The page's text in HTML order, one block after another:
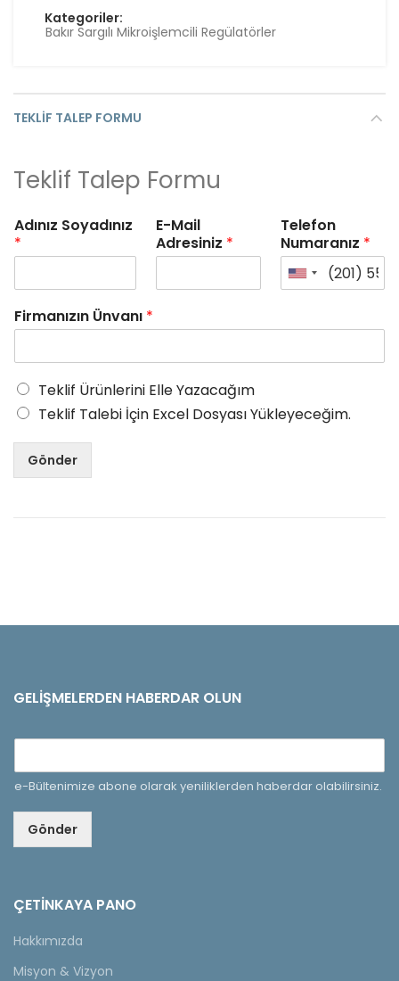
Kategoriler:
Bakır Sargılı Mikroişlemcili Regülatörler
TEKLIF TALEP FORMU
Teklif Talep Formu
Adınız Soyadınız
*
E-Mail
Adresiniz *
Telefon
Numaranız *
Firmanızın Ünvanı *
Teklif Ürünlerini Elle Yazacağım
Teklif Talebi İçin Excel Dosyası Yükleyeceğim.
Gönder
GELIŞMELERDEN HABERDAR OLUN
e-Bültenimize abone olarak yeniliklerden haberdar olabilirsiniz.
Gönder
ÇETINKAYA PANO
Hakkımızda
Misyon & Vizyon